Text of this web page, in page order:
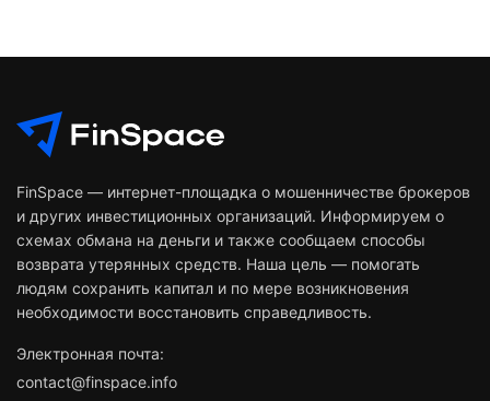
FinSpace — интернет-площадка о мошенничестве брокеров
и других инвестиционных организаций. Информируем о
схемах обмана на деньги и также сообщаем способы
возврата утерянных средств. Наша цель — помогать
людям сохранить капитал и по мере возникновения
необходимости восстановить справедливость.
Электронная почта:
contact@finspace.info